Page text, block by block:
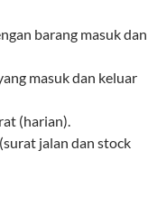
barang masuk dan
masuk dan keluar
(harian).
jalan dan stock